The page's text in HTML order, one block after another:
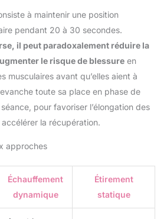
à maintenir une position
pendant 20 à 30 secondes.
il peut paradoxalement réduire la
le risque de blessure en
musculaires avant qu’elles aient à
toute sa place en phase de
pour favoriser l’élongation des
la récupération.
approches
Échauffement
dynamique
Étirement
statique